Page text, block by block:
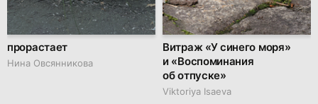
прорастает
Нина Овсянникова
Витраж «У синего моря»
и «Воспоминания
об отпуске»
Viktoriya Isaeva